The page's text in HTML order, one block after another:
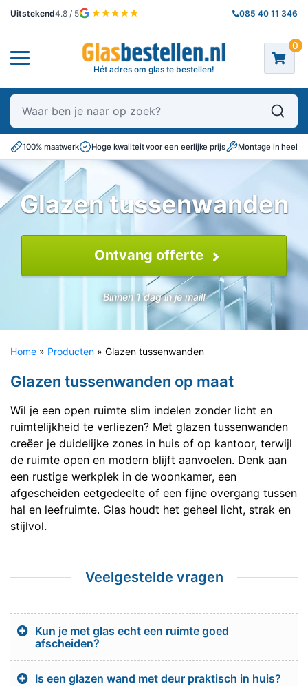
Uitstekend4.8 / 5 085 40 11 346
Hét adres om glas te bestellen!
0
Waar ben je naar op zoek?
100% maatwerk Hoge kwaliteit voor een eerlijke prijs Montage in heel
Glazen tussenwanden
Ontvang offerte
Binnen 1 dag in je mail!
Home » Producten » Glazen tussenwanden
Glazen tussenwanden op maat
Wil je een open ruimte slim indelen zonder licht en
ruimtelijkheid te verliezen? Met glazen tussenwanden
creëer je duidelijke zones in huis of op kantoor, terwijl
de ruimte open en modern blijft aanvoelen. Denk aan
een rustige werkplek in de woonkamer, een
afgescheiden eetgedeelte of een fijne overgang tussen
hal en leefruimte. Glas houdt het geheel licht, strak en
stijlvol.
Veelgestelde vragen
Kun je met glas echt een ruimte goed
afscheiden?
Is een glazen wand met deur praktisch in huis?